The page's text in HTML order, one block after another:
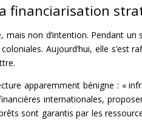
financiarisation
non d’intention. Pendant
Aujourd’hui, elle s’est
apparemment bénigne : «
internationales,
sont garantis par les